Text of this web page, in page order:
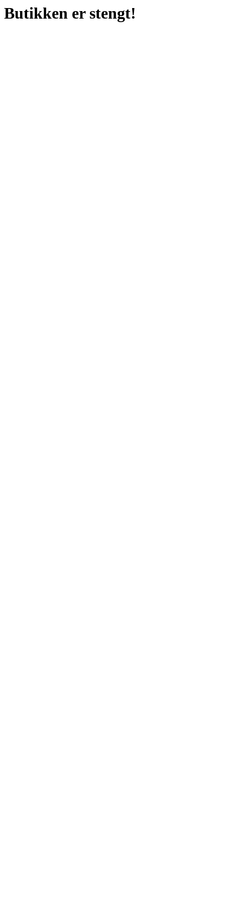
Butikken er stengt!